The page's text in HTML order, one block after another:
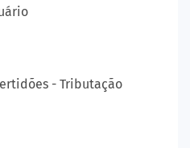
- Tributação